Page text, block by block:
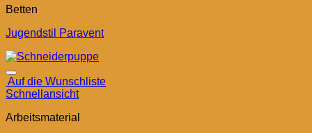
Betten
Jugendstil Paravent
Auf die Wunschliste
Schnellansicht
Arbeitsmaterial